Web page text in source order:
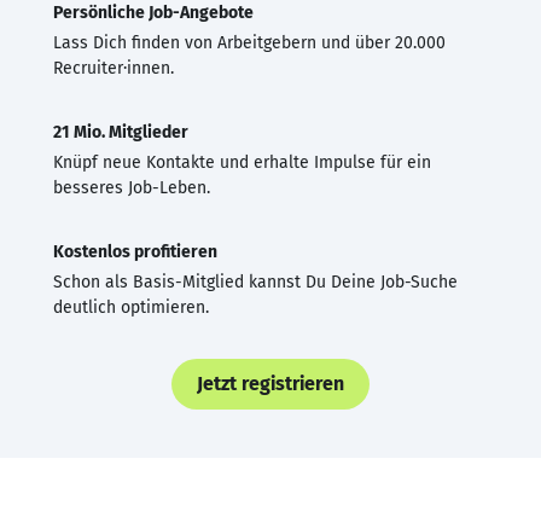
Persönliche Job-Angebote
Lass Dich finden von Arbeitgebern und über 20.000
Recruiter·innen.
21 Mio. Mitglieder
Knüpf neue Kontakte und erhalte Impulse für ein
besseres Job-Leben.
Kostenlos profitieren
Schon als Basis-Mitglied kannst Du Deine Job-Suche
deutlich optimieren.
Jetzt registrieren